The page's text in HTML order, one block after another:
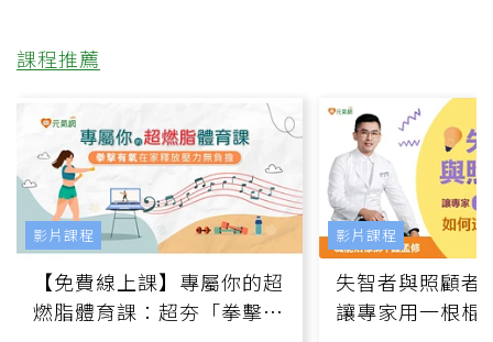
課程推薦
【免費線上課】專屬你的超
燃脂體育課：超夯「拳擊有
影片課程
失智者與照顧者
讓專家用一根棍
影片課程